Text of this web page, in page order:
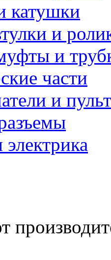
катушки
и
и
части
и
электрика